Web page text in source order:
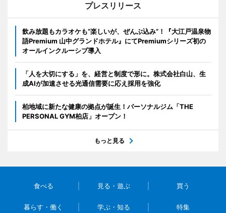
プレスリリース
飲み放題もカラオケも“楽しいが、ぜんぶ込み”！『大江戸温泉物
語Premium 山中グランドホテル』にてPremiumシリーズ初の
オールインクルーシブ導入
「人を大切にする」を、経営と制度で形に。株式会社白山、生
成AIが加速させる光通信需要に応え採用を強化
柏地域に新たな健康の拠点が誕生！パーソナルジム「THE
PERSONAL GYM柏店」オープン！
もっと見る
食べる 見る・遊ぶ 買う
暮らす・働く 学ぶ・知る 特集